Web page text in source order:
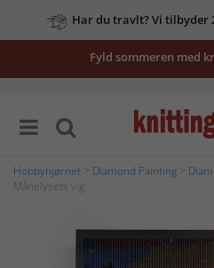
Har du travlt? Vi tilbyder
Fyld sommeren med
Hobbyhjørnet Diamond Painting
Månelysets vig